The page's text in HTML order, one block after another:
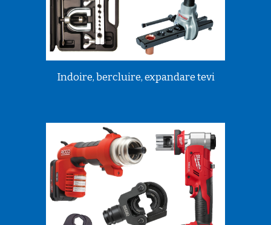
Indoire, bercluire, expandare tevi